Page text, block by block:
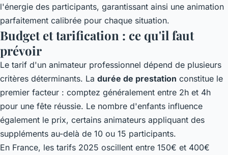
l'énergie des participants, garantissant ainsi une animation
parfaitement calibrée pour chaque situation.
Budget et tarification : ce qu'il faut
prévoir
Le tarif d'un animateur professionnel dépend de plusieurs
critères déterminants. La durée de prestation constitue le
premier facteur : comptez généralement entre 2h et 4h
pour une fête réussie. Le nombre d'enfants influence
également le prix, certains animateurs appliquant des
suppléments au-delà de 10 ou 15 participants.
En France, les tarifs 2025 oscillent entre 150€ et 400€